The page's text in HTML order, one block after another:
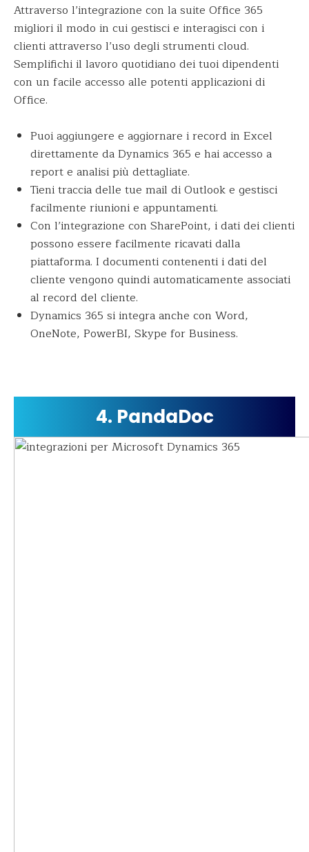
Attraverso l’integrazione con la suite Office 365
migliori il modo in cui gestisci e interagisci con i
clienti attraverso l’uso degli strumenti cloud.
Semplifichi il lavoro quotidiano dei tuoi dipendenti
con un facile accesso alle potenti applicazioni di
Office.
Puoi aggiungere e aggiornare i record in Excel
direttamente da Dynamics 365 e hai accesso a
report e analisi più dettagliate.
Tieni traccia delle tue mail di Outlook e gestisci
facilmente riunioni e appuntamenti.
Con l’integrazione con SharePoint, i dati dei clienti
possono essere facilmente ricavati dalla
piattaforma. I documenti contenenti i dati del
cliente vengono quindi automaticamente associati
al record del cliente.
Dynamics 365 si integra anche con Word,
OneNote, PowerBI, Skype for Business.
4. PandaDoc